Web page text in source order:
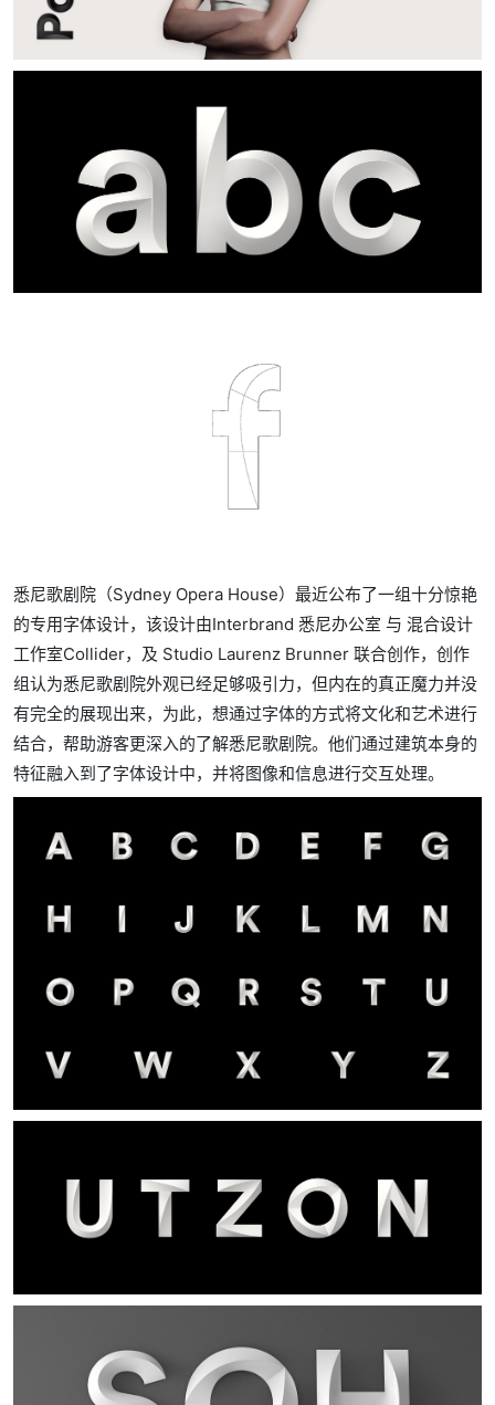
悉尼歌剧院（Sydney Opera House）最近公布了一组十分惊艳
的专用字体设计，该设计由Interbrand 悉尼办公室 与 混合设计
工作室Collider，及 Studio Laurenz Brunner 联合创作，创作
组认为悉尼歌剧院外观已经足够吸引力，但内在的真正魔力并没
有完全的展现出来，为此，想通过字体的方式将文化和艺术进行
结合，帮助游客更深入的了解悉尼歌剧院。他们通过建筑本身的
特征融入到了字体设计中，并将图像和信息进行交互处理。